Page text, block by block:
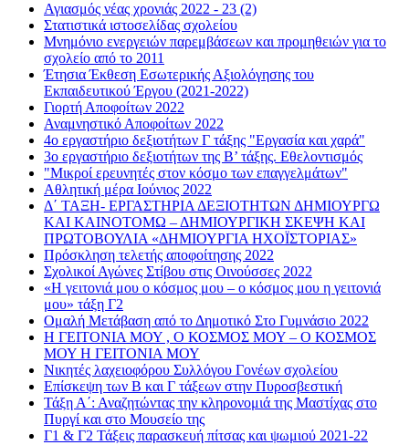
Αγιασμός νέας χρονιάς 2022 - 23 (2)
Στατιστικά ιστοσελίδας σχολείου
Μνημόνιο ενεργειών παρεμβάσεων και προμηθειών για το
σχολείο από το 2011
Έτησια Έκθεση Εσωτερικής Αξιολόγησης του
Εκπαιδευτικού Έργου (2021-2022)
Γιορτή Αποφοίτων 2022
Αναμνηστικό Αποφοίτων 2022
4ο εργαστήριο δεξιοτήτων Γ τάξης "Εργασία και χαρά"
3ο εργαστήριο δεξιοτήτων της Β’ τάξης. Εθελοντισμός
"Μικροί ερευνητές στον κόσμο των επαγγελμάτων"
Αθλητική μέρα Ιούνιος 2022
Δ΄ ΤΑΞΗ- ΕΡΓΑΣΤΗΡΙΑ ΔΕΞΙΟΤΗΤΩΝ ΔΗΜΙΟΥΡΓΩ
ΚΑΙ ΚΑΙΝΟΤΟΜΩ – ΔΗΜΙΟΥΡΓΙΚΗ ΣΚΕΨΗ ΚΑΙ
ΠΡΩΤΟΒΟΥΛΙΑ «ΔΗΜΙΟΥΡΓΙΑ ΗΧΟΪΣΤΟΡΙΑΣ»
Πρόσκληση τελετής αποφοίτησης 2022
Σχολικοί Αγώνες Στίβου στις Οινούσσες 2022
«Η γειτονιά μου ο κόσμος μου – ο κόσμος μου η γειτονιά
μου» τάξη Γ2
Ομαλή Μετάβαση από το Δημοτικό Στο Γυμνάσιο 2022
Η ΓΕΙΤΟΝΙΑ ΜΟΥ , Ο ΚΟΣΜΟΣ ΜΟΥ – Ο ΚΟΣΜΟΣ
ΜΟΥ Η ΓΕΙΤΟΝΙΑ ΜΟΥ
Νικητές λαχειοφόρου Συλλόγου Γονέων σχολείου
Επίσκεψη των Β και Γ τάξεων στην Πυροσβεστική
Τάξη Α΄: Αναζητώντας την κληρονομιά της Μαστίχας στο
Πυργί και στο Μουσείο της
Γ1 & Γ2 Τάξεις παρασκευή πίτσας και ψωμιού 2021-22